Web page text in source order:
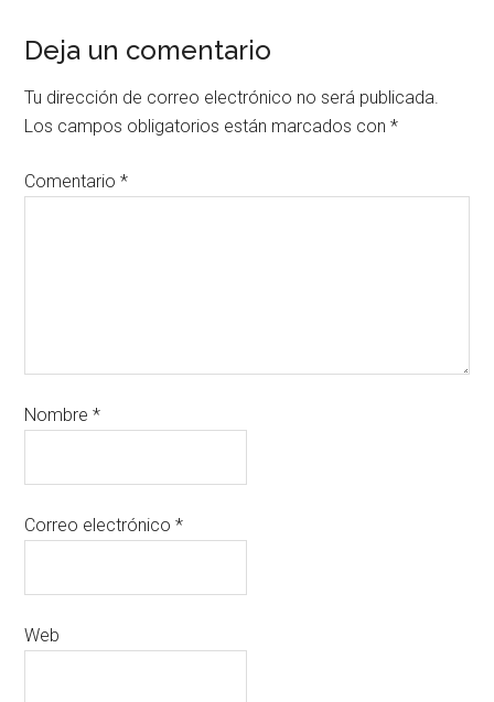
Deja un comentario
Tu dirección de correo electrónico no será publicada.
Los campos obligatorios están marcados con*
Comentario*
Nombre*
Correo electrónico*
Web